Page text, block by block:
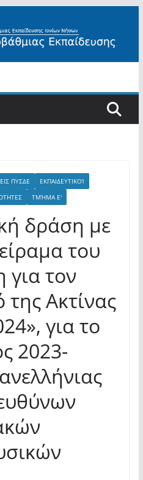
ΠΥΣΔΕ
ΕΚΠΑΙΔΕΥΤΙΚΟΊ
ΤΜΉΜΑ Ε'
δράση με
του
για τον
Ακτίνας
για το
2023-